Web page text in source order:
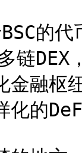
的
链DEX
金融枢
化的